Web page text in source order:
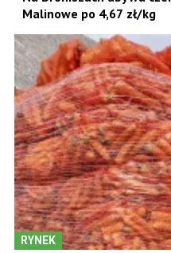
Malinowe po 4,67 zł/kg
RYNEK